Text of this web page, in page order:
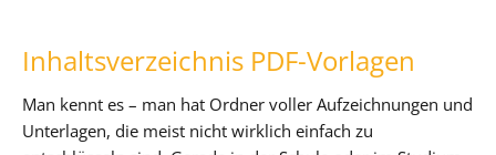
Inhaltsverzeichnis PDF-Vorlagen
Man kennt es – man hat Ordner voller Aufzeichnungen und
Unterlagen, die meist nicht wirklich einfach zu